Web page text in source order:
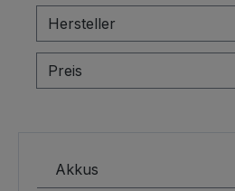
Hersteller
Preis
Akkus